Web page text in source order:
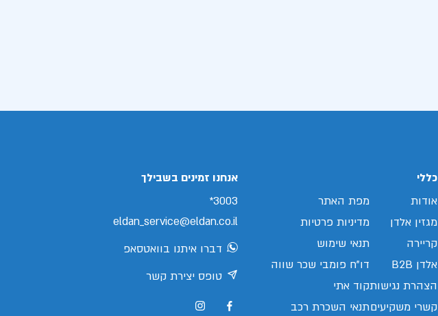
כללי
אודות
מגזין אלדן
קריירה
אלדן B2B
הצהרת נגישות
קשרי משקיעים
מפת האתר
מדיניות פרטיות
תנאי שימוש
דו"ח פומבי שכר שווה
קוד אתי
תנאי השכרת רכב
אנחנו זמינים בשבילך
3003*
eldan_service@eldan.co.il
דברו איתנו בוואטסאפ
טופס יצירת קשר